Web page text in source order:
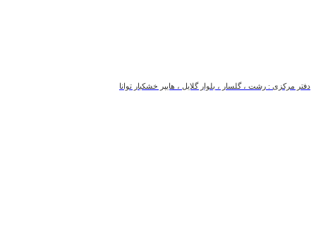
دفتر مرکزی : رشت ، گلسار ، بلوار گلایل ، هایپر خشکبار توانا